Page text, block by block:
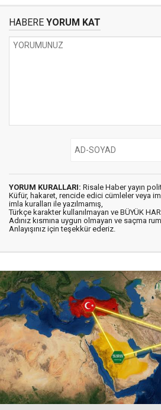
HABERE YORUM KAT
YORUM KURALLARI: Risale Haber yayın
Küfür, hakaret, rencide edici cümleler veya
imla kuralları ile yazılmamış,
Türkçe karakter kullanılmayan ve BÜYÜK
Adınız kısmına uygun olmayan ve saçma
Anlayışınız için teşekkür ederiz.